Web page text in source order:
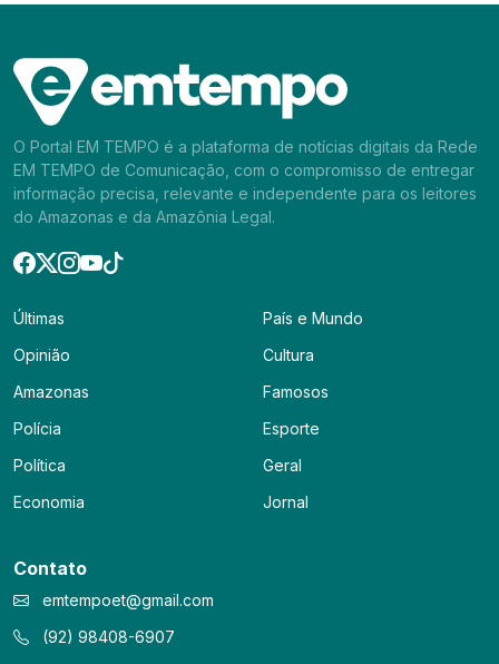
O Portal EM TEMPO é a plataforma de notícias digitais da Rede
EM TEMPO de Comunicação, com o compromisso de entregar
informação precisa, relevante e independente para os leitores
do Amazonas e da Amazônia Legal.
Últimas
Opinião
Amazonas
Polícia
Política
Economia
País e Mundo
Cultura
Famosos
Esporte
Geral
Jornal
Contato
emtempoet@gmail.com
(92) 98408-6907